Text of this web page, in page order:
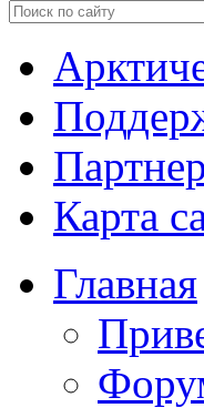
Карта
Главная